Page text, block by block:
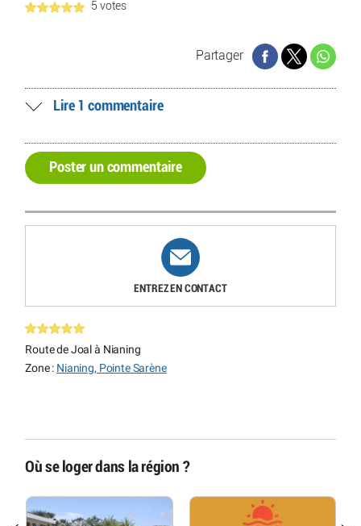
5 votes
Partager
Lire 1 commentaire
Poster un commentaire
ENTREZ EN CONTACT
Route de Joal à Nianing
Zone : Nianing, Pointe Sarène
Où se loger dans la région ?